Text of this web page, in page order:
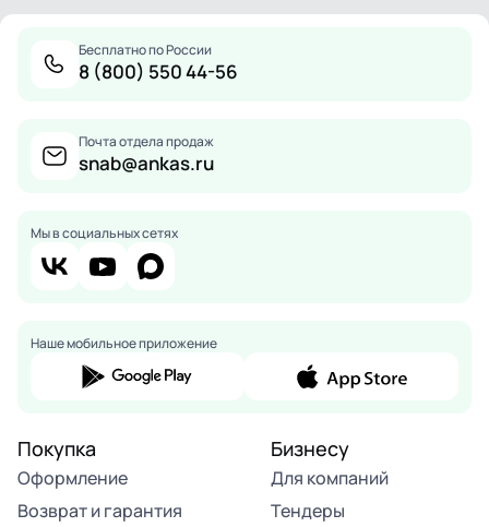
Бесплатно по России
8 (800) 550 44-56
Почта отдела продаж
snab@ankas.ru
Мы в социальных сетях
Наше мобильное приложение
Покупка
Оформление
Возврат и гарантия
Бизнесу
Для компаний
Тендеры